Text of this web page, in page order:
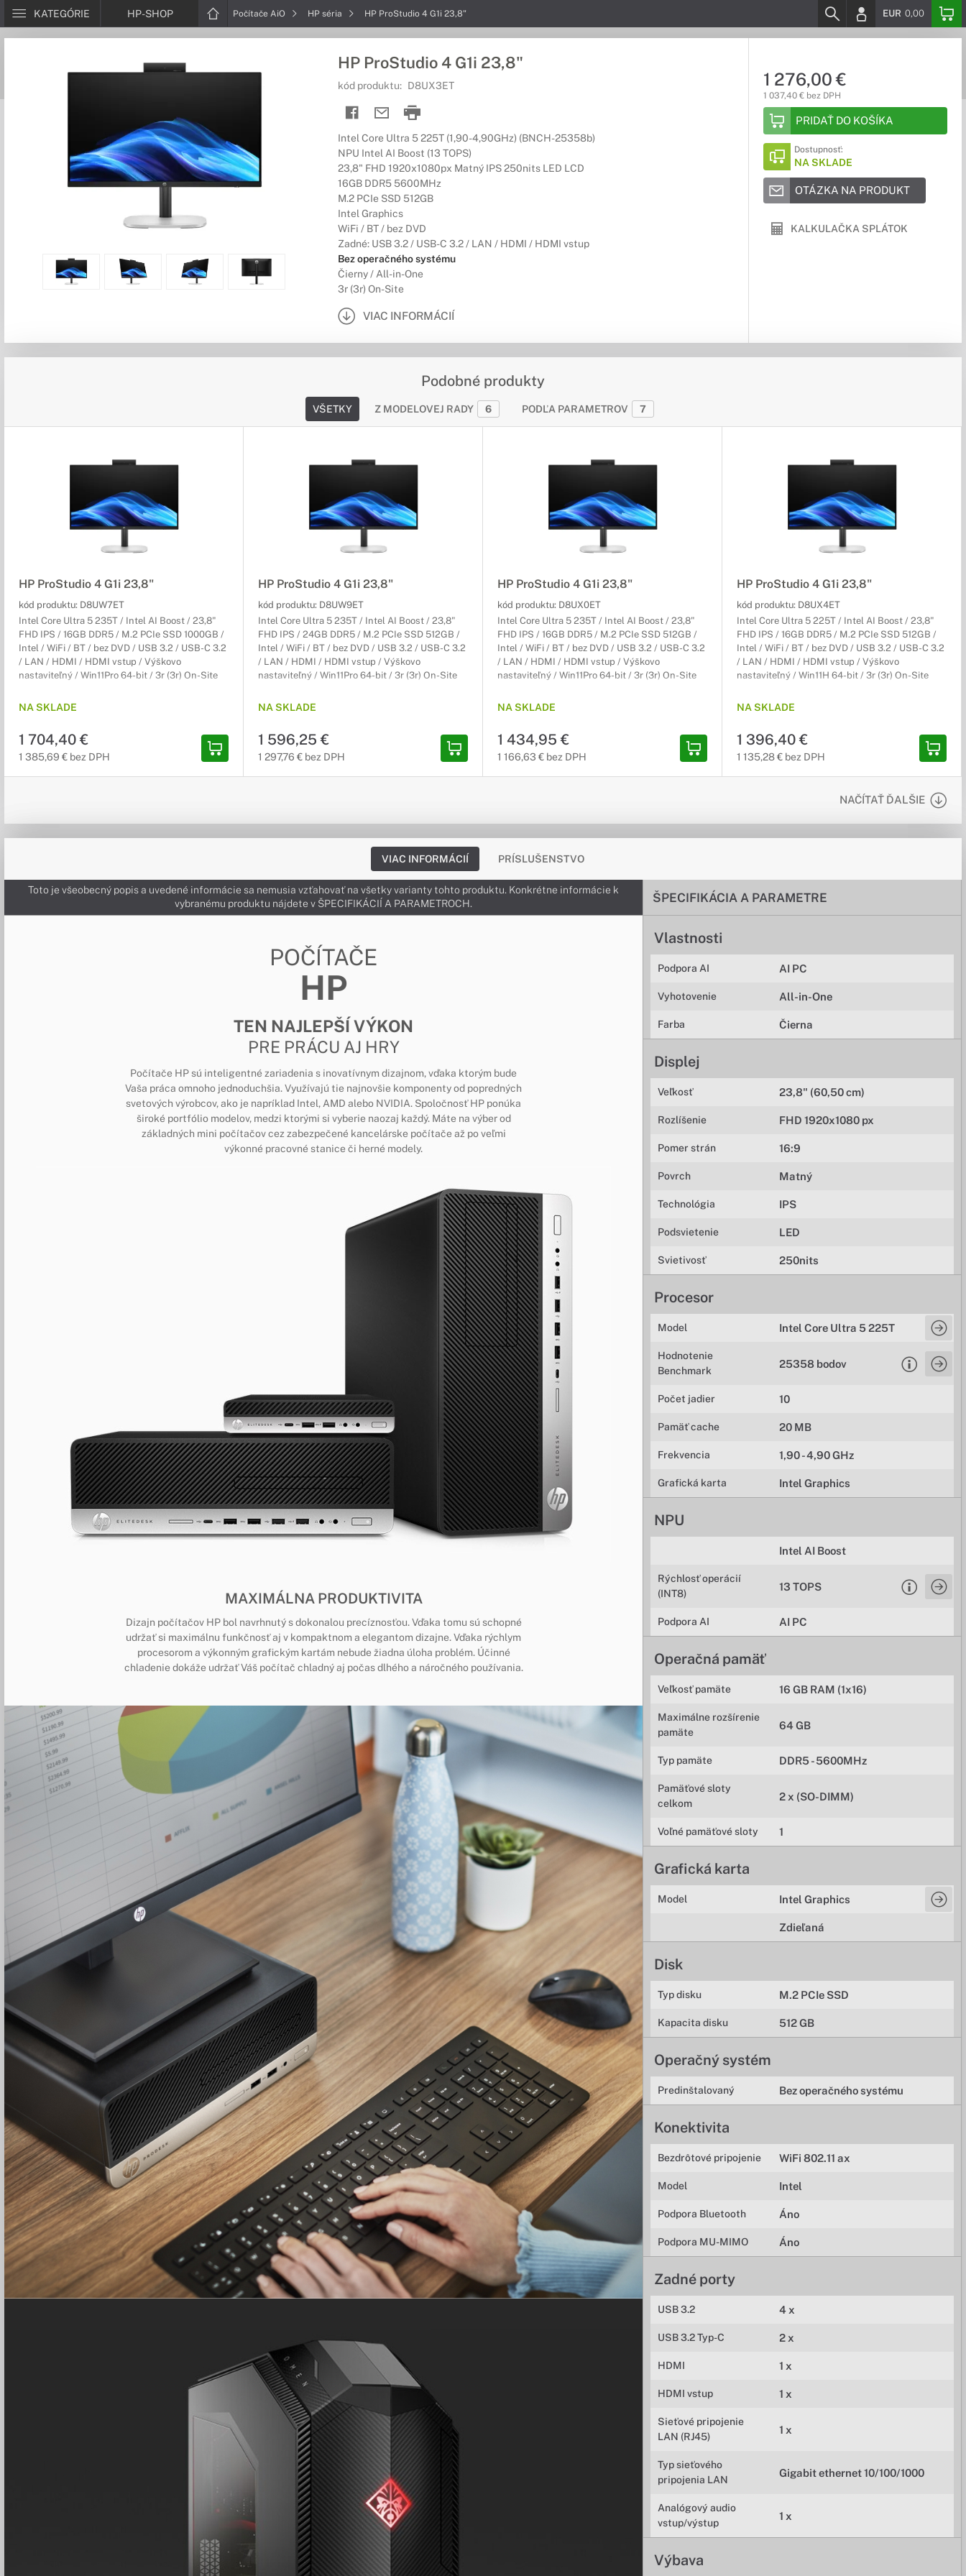
KATEGÓRIE HP-SHOP Počítače AiO HP séria HP ProStudio 4 G1i 23,8" EUR 0,00
HP ProStudio 4 G1i 23,8"
kód produktu: D8UX3ET
Intel Core Ultra 5 225T (1,90-4,90GHz) (BNCH-25358b)
NPU Intel AI Boost (13 TOPS)
23,8" FHD 1920x1080px Matný IPS 250nits LED LCD
16GB DDR5 5600MHz
M.2 PCIe SSD 512GB
Intel Graphics
WiFi / BT / bez DVD
Zadné: USB 3.2 / USB-C 3.2 / LAN / HDMI / HDMI vstup
Bez operačného systému
Čierny / All-in-One
3r (3r) On-Site
VIAC INFORMÁCIÍ
1 276,00 €
1 037,40 € bez DPH
PRIDAŤ DO KOŠÍKA
Dostupnosť:
NA SKLADE
OTÁZKA NA PRODUKT
KALKULAČKA SPLÁTOK
Podobné produkty
VŠETKY Z MODELOVEJ RADY 6 PODĽA PARAMETROV 7
HP ProStudio 4 G1i 23,8"
kód produktu: D8UW7ET
Intel Core Ultra 5 235T / Intel AI Boost / 23,8"
FHD IPS / 16GB DDR5 / M.2 PCIe SSD 1000GB /
Intel / WiFi / BT / bez DVD / USB 3.2 / USB-C 3.2
/ LAN / HDMI / HDMI vstup / Výškovo
nastaviteľný / Win11Pro 64-bit / 3r (3r) On-Site
NA SKLADE
1 704,40 €
1 385,69 € bez DPH
HP ProStudio 4 G1i 23,8"
kód produktu: D8UW9ET
Intel Core Ultra 5 235T / Intel AI Boost / 23,8"
FHD IPS / 24GB DDR5 / M.2 PCIe SSD 512GB /
Intel / WiFi / BT / bez DVD / USB 3.2 / USB-C 3.2
/ LAN / HDMI / HDMI vstup / Výškovo
nastaviteľný / Win11Pro 64-bit / 3r (3r) On-Site
NA SKLADE
1 596,25 €
1 297,76 € bez DPH
HP ProStudio 4 G1i 23,8"
kód produktu: D8UX0ET
Intel Core Ultra 5 235T / Intel AI Boost / 23,8"
FHD IPS / 16GB DDR5 / M.2 PCIe SSD 512GB /
Intel / WiFi / BT / bez DVD / USB 3.2 / USB-C 3.2
/ LAN / HDMI / HDMI vstup / Výškovo
nastaviteľný / Win11Pro 64-bit / 3r (3r) On-Site
NA SKLADE
1 434,95 €
1 166,63 € bez DPH
HP ProStudio 4 G1i 23,8"
kód produktu: D8UX4ET
Intel Core Ultra 5 225T / Intel AI Boost / 23,8"
FHD IPS / 16GB DDR5 / M.2 PCIe SSD 512GB /
Intel / WiFi / BT / bez DVD / USB 3.2 / USB-C 3.2
/ LAN / HDMI / HDMI vstup / Výškovo
nastaviteľný / Win11H 64-bit / 3r (3r) On-Site
NA SKLADE
1 396,40 €
1 135,28 € bez DPH
NAČÍTAŤ ĎALŠIE
VIAC INFORMÁCIÍ PRÍSLUŠENSTVO
ŠPECIFIKÁCIA A PARAMETRE
Vlastnosti
Podpora AI AI PC
Vyhotovenie All-in-One
Farba Čierna
Displej
Veľkosť 23,8" (60,50 cm)
Rozlíšenie FHD 1920x1080 px
Pomer strán 16:9
Povrch Matný
Technológia IPS
Podsvietenie LED
Svietivosť 250nits
Procesor
Model Intel Core Ultra 5 225T
Hodnotenie
Benchmark
25358 bodov
Počet jadier 10
Pamäť cache 20 MB
Frekvencia 1,90 - 4,90 GHz
Grafická karta Intel Graphics
NPU
Intel AI Boost
Rýchlosť operácií
(INT8)
13 TOPS
Podpora AI AI PC
Operačná pamäť
Veľkosť pamäte 16 GB RAM (1x16)
Maximálne rozšírenie
pamäte
64 GB
Typ pamäte DDR5 - 5600MHz
Pamäťové sloty
celkom
2 x (SO-DIMM)
Voľné pamäťové sloty 1
Grafická karta
Model Intel Graphics
Zdieľaná
Disk
Typ disku M.2 PCIe SSD
Kapacita disku 512 GB
Operačný systém
Predinštalovaný Bez operačného systému
Konektivita
Bezdrôtové pripojenie WiFi 802.11 ax
Model Intel
Podpora Bluetooth Áno
Podpora MU-MIMO Áno
Zadné porty
USB 3.2 4 x
USB 3.2 Typ-C 2 x
HDMI 1 x
HDMI vstup 1 x
Sieťové pripojenie
LAN (RJ45)
1 x
Typ sieťového
pripojenia LAN
Gigabit ethernet 10/100/1000
Analógový audio
vstup/výstup
1 x
Výbava
Toto je všeobecný popis a uvedené informácie sa nemusia vzťahovať na všetky varianty tohto produktu. Konkrétne informácie k
vybranému produktu nájdete v ŠPECIFIKÁCIÍ A PARAMETROCH.
POČÍTAČE
HP
TEN NAJLEPŠÍ VÝKON
PRE PRÁCU AJ HRY
Počítače HP sú inteligentné zariadenia s inovatívnym dizajnom, vďaka ktorým bude
Vaša práca omnoho jednoduchšia. Využívajú tie najnovšie komponenty od popredných
svetových výrobcov, ako je napríklad Intel, AMD alebo NVIDIA. Spoločnosť HP ponúka
široké portfólio modelov, medzi ktorými si vyberie naozaj každý. Máte na výber od
základných mini počítačov cez zabezpečené kancelárske počítače až po veľmi
výkonné pracovné stanice či herné modely.
MAXIMÁLNA PRODUKTIVITA
Dizajn počítačov HP bol navrhnutý s dokonalou precíznosťou. Vďaka tomu sú schopné
udržať si maximálnu funkčnosť aj v kompaktnom a elegantom dizajne. Vďaka rýchlym
procesorom a výkonným grafickým kartám nebude žiadna úloha problém. Účinné
chladenie dokáže udržať Váš počítač chladný aj počas dlhého a náročného používania.